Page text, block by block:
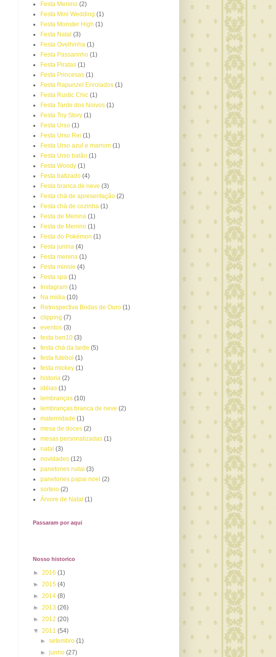
Festa Menino (2)
Festa Mini Wedding (1)
Festa Monster High (1)
Festa Natal (3)
Festa Ovelhinha (1)
Festa Passarinho (1)
Festa Piratas (1)
Festa Princesas (1)
Festa Rapunzel Enrolados (1)
Festa Rustic Chic (1)
Festa Tarde dos Noivos (1)
Festa Toy Story (1)
Festa Urso (1)
Festa Urso Rei (1)
Festa Urso azul e marrom (1)
Festa Urso balão (1)
Festa Woody (1)
Festa batizado (4)
Festa branca de neve (3)
Festa chá de apresentação (2)
Festa chá de cozinha (1)
Festa de Menina (1)
Festa de Menino (1)
Festa do Pokémon (1)
Festa junina (4)
Festa menina (1)
Festa minnie (4)
Festa spa (1)
Instagram (1)
Na mídia (10)
Retrospectiva Bodas de Ouro (1)
clipping (7)
eventos (3)
festa ben10 (3)
festa chá da tarde (5)
festa futebol (1)
festa mickey (1)
historia (2)
idéias (1)
lembranças (10)
lembranças branca de neve (2)
maternidade (1)
mesa de doces (2)
mesas personalizadas (1)
natal (3)
novidades (12)
panetones natal (3)
panetones papai noel (2)
sorteio (2)
Árvore de Natal (1)
Passaram por aqui
Nosso historico
► 2016 (1)
► 2015 (4)
► 2014 (8)
► 2013 (26)
► 2012 (20)
▼ 2011 (54)
►setembro(1)
►junho(27)